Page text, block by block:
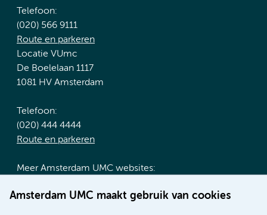
Amsterdam UMC maakt gebruik van cookies
Telefoon:
(020) 566 9111
Route en parkeren
Locatie VUmc
De Boelelaan 1117
1081 HV Amsterdam
Telefoon:
(020) 444 4444
Route en parkeren
Meer Amsterdam UMC websites:
Werken bij Amsterdam UMC